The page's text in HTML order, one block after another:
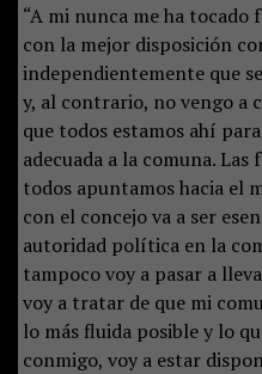
“A mi nunca me ha tocado
con la mejor disposición
independientemente que
y, al contrario, no vengo a
que todos estamos ahí
adecuada a la comuna.
todos apuntamos hacia el
con el concejo va a ser
autoridad política en la
tampoco voy a pasar a
voy a tratar de que mi
lo más fluida posible y lo
conmigo, voy a estar